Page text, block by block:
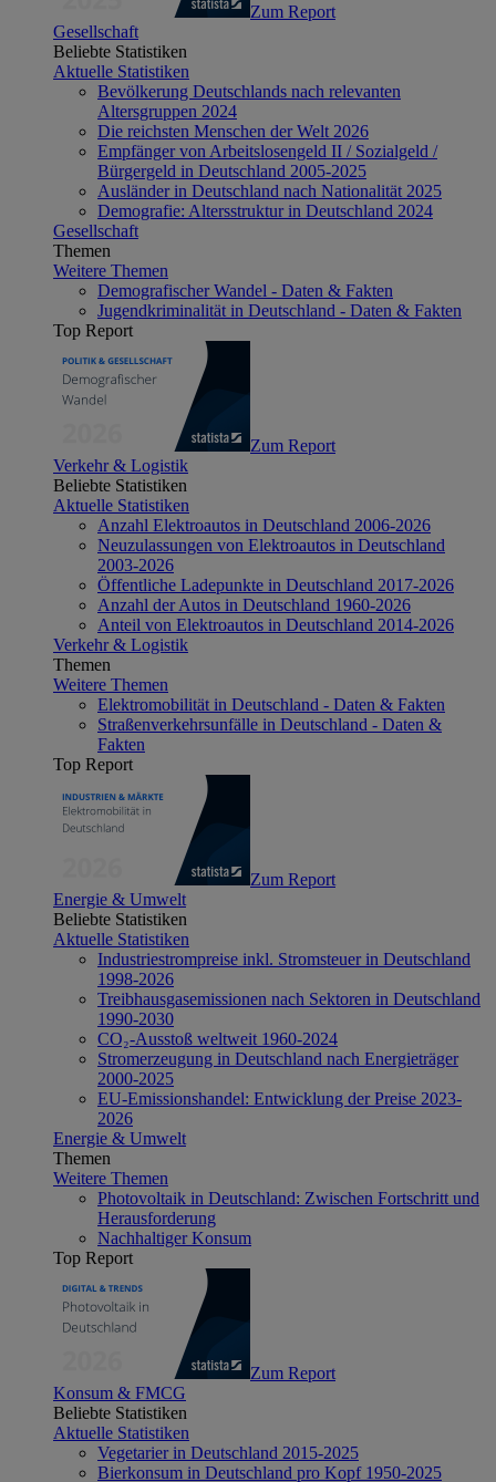
Zum Report
Gesellschaft
Beliebte Statistiken
Aktuelle Statistiken
Bevölkerung Deutschlands nach relevanten
Altersgruppen 2024
Die reichsten Menschen der Welt 2026
Empfänger von Arbeitslosengeld II / Sozialgeld /
Bürgergeld in Deutschland 2005-2025
Ausländer in Deutschland nach Nationalität 2025
Demografie: Altersstruktur in Deutschland 2024
Gesellschaft
Themen
Weitere Themen
Demografischer Wandel - Daten & Fakten
Jugendkriminalität in Deutschland - Daten & Fakten
Top Report
Zum Report
Verkehr & Logistik
Beliebte Statistiken
Aktuelle Statistiken
Anzahl Elektroautos in Deutschland 2006-2026
Neuzulassungen von Elektroautos in Deutschland
2003-2026
Öffentliche Ladepunkte in Deutschland 2017-2026
Anzahl der Autos in Deutschland 1960-2026
Anteil von Elektroautos in Deutschland 2014-2026
Verkehr & Logistik
Themen
Weitere Themen
Elektromobilität in Deutschland - Daten & Fakten
Straßenverkehrsunfälle in Deutschland - Daten &
Fakten
Top Report
Zum Report
Energie & Umwelt
Beliebte Statistiken
Aktuelle Statistiken
Industriestrompreise inkl. Stromsteuer in Deutschland
1998-2026
Treibhausgasemissionen nach Sektoren in Deutschland
1990-2030
CO₂-Ausstoß weltweit 1960-2024
Stromerzeugung in Deutschland nach Energieträger
2000-2025
EU-Emissionshandel: Entwicklung der Preise 2023-
2026
Energie & Umwelt
Themen
Weitere Themen
Photovoltaik in Deutschland: Zwischen Fortschritt und
Herausforderung
Nachhaltiger Konsum
Top Report
Zum Report
Konsum & FMCG
Beliebte Statistiken
Aktuelle Statistiken
Vegetarier in Deutschland 2015-2025
Bierkonsum in Deutschland pro Kopf 1950-2025